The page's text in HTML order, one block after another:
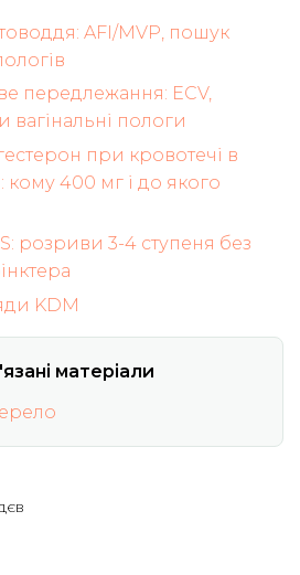
AFI/MVP, пошук
передлежання: ECV,
вагінальні пологи
при кровотечі в
кому 400 мг і до якого
розриви 3-4 ступеня без
KDM
матеріали